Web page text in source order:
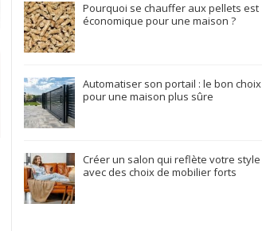
Pourquoi se chauffer aux pellets est
économique pour une maison ?
Automatiser son portail : le bon choix
pour une maison plus sûre
Créer un salon qui reflète votre style
avec des choix de mobilier forts